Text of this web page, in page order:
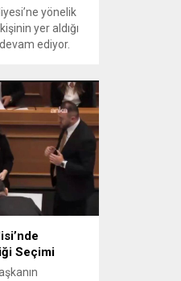
yönelik
yer aldığı
ediyor.
da
tutukluluk
verildi.
Seçimi